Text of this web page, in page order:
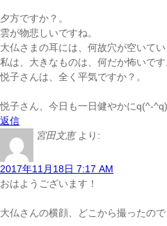
夕方ですか？。
雲が物悲しいですね。
大仏さまの耳には、何故穴が空いてい
私は、大きなものは、何だか怖いです
悦子さんは、全く平気ですか？。
悦子さん、今日も一日健やかにq(^-^q)
返信
宮田文恵 より:
2017年11月18日 7:17 AM
おはようございます！
大仏さんの横顔、どこから撮ったので